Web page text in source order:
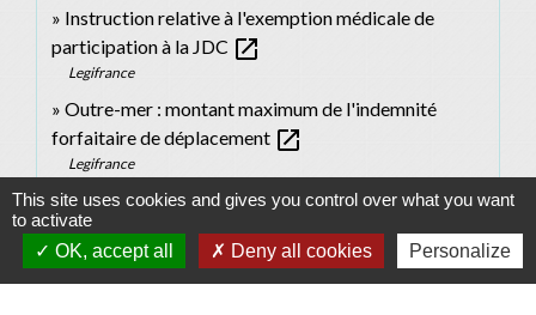
Instruction relative à l'exemption médicale de
participation à la JDC open_in_new
Legifrance
Outre-mer : montant maximum de l'indemnité
forfaitaire de déplacement open_in_new
Legifrance
Charte des droits et devoirs du citoyen françaisopen_in_new
Ministère chargé de l'intérieur
FAQ sur la JDC open_in_new
Ministère chargé de la défense
This site uses cookies and gives you control over what you want
to activate
OK, accept all
Deny all cookies Personalize